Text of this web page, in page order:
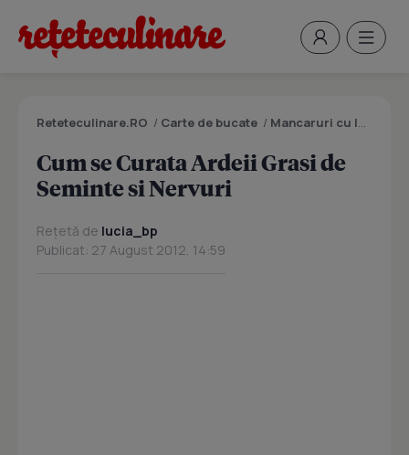
Reteteculinare.RO / Carte de bucate / Mancaruri cu legume si zarzavaturi
Cum se Curata Ardeii Grasi de
Seminte si Nervuri
Rețetă de lucia_bp
Publicat: 27 August 2012, 14:59